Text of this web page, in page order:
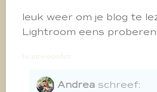
leuk weer om je blog te
Lightroom eens proberen!
beantwoorden
Andrea schreef: